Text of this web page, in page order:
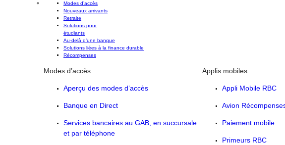
Modes d’accès
Nouveaux arrivants
Retraite
Solutions pour
étudiants
Au-delà d’une banque
Solutions liées à la finance durable
Récompenses
Modes d’accès
Aperçu des modes d’accès
Banque en Direct
Services bancaires au GAB, en succursale
et par téléphone
Applis mobiles
Appli Mobile RBC
Avion
Paiement mobile
Primeurs RBC